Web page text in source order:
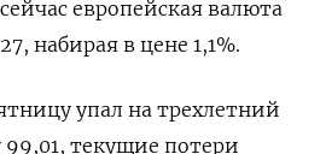
европейская валюта
набирая в цене 1,1%.
упал на трехлетний
текущие потери